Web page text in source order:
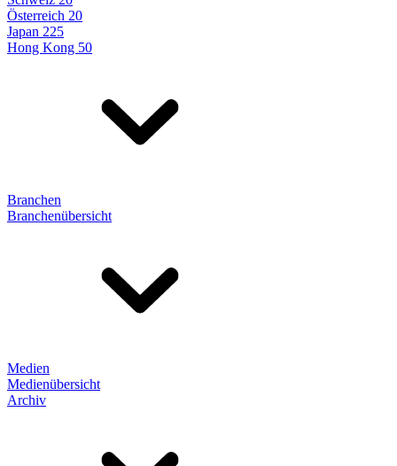
Österreich 20
Japan 225
Hong Kong 50
Branchen
Branchenübersicht
Medien
Medienübersicht
Archiv